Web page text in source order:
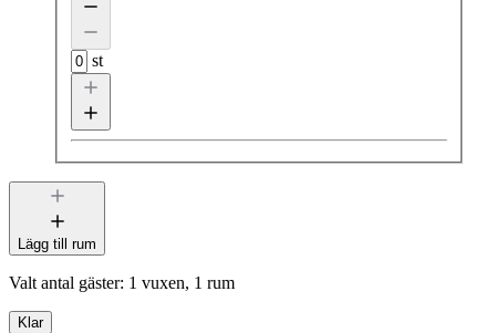
st
Lägg till rum
Valt antal gäster: 1 vuxen, 1 rum
Klar